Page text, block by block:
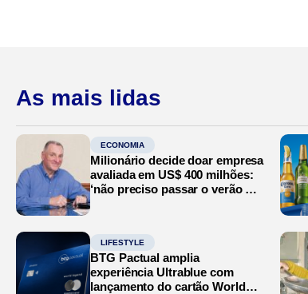
As mais lidas
ECONOMIA
Milionário decide doar empresa
avaliada em US$ 400 milhões:
‘não preciso passar o verão no
LIFESTYLE
BTG Pactual amplia
experiência Ultrablue com
lançamento do cartão World